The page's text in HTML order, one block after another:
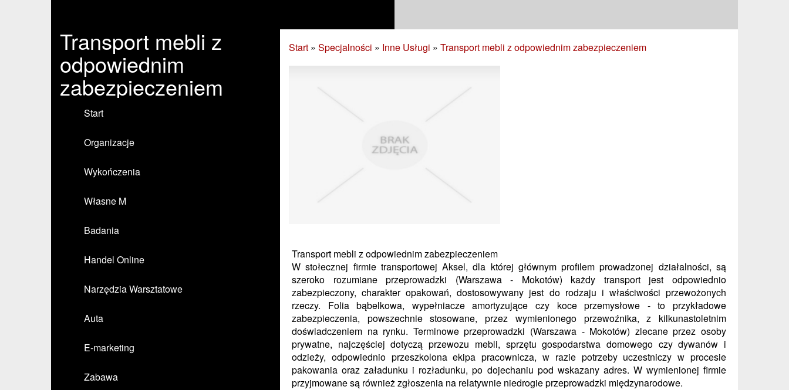
Transport mebli z
odpowiednim
zabezpieczeniem
Start
Organizacje
Wykończenia
Własne M
Badania
Handel Online
Narzędzia Warsztatowe
Auta
E-marketing
Zabawa
Start » Specjalności » Inne Usługi » Transport mebli z odpowiednim zabezpieczeniem
Transport mebli z odpowiednim zabezpieczeniem
W stołecznej firmie transportowej Aksel, dla której głównym profilem prowadzonej działalności, są
szeroko rozumiane przeprowadzki (Warszawa - Mokotów) każdy transport jest odpowiednio
zabezpieczony, charakter opakowań, dostosowywany jest do rodzaju i właściwości przewożonych
rzeczy. Folia bąbelkowa, wypełniacze amortyzujące czy koce przemysłowe - to przykładowe
zabezpieczenia, powszechnie stosowane, przez wymienionego przewoźnika, z kilkunastoletnim
doświadczeniem na rynku. Terminowe przeprowadzki (Warszawa - Mokotów) zlecane przez osoby
prywatne, najczęściej dotyczą przewozu mebli, sprzętu gospodarstwa domowego czy dywanów i
odzieży, odpowiednio przeszkolona ekipa pracownicza, w razie potrzeby uczestniczy w procesie
pakowania oraz załadunku i rozładunku, po dojechaniu pod wskazany adres. W wymienionej firmie
przyjmowane są również zgłoszenia na relatywnie niedrogie przeprowadzki międzynarodowe.